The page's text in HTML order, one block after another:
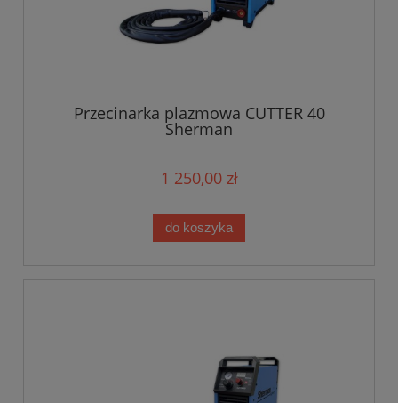
Przecinarka plazmowa CUTTER 40
Sherman
1 250,00 zł
do koszyka